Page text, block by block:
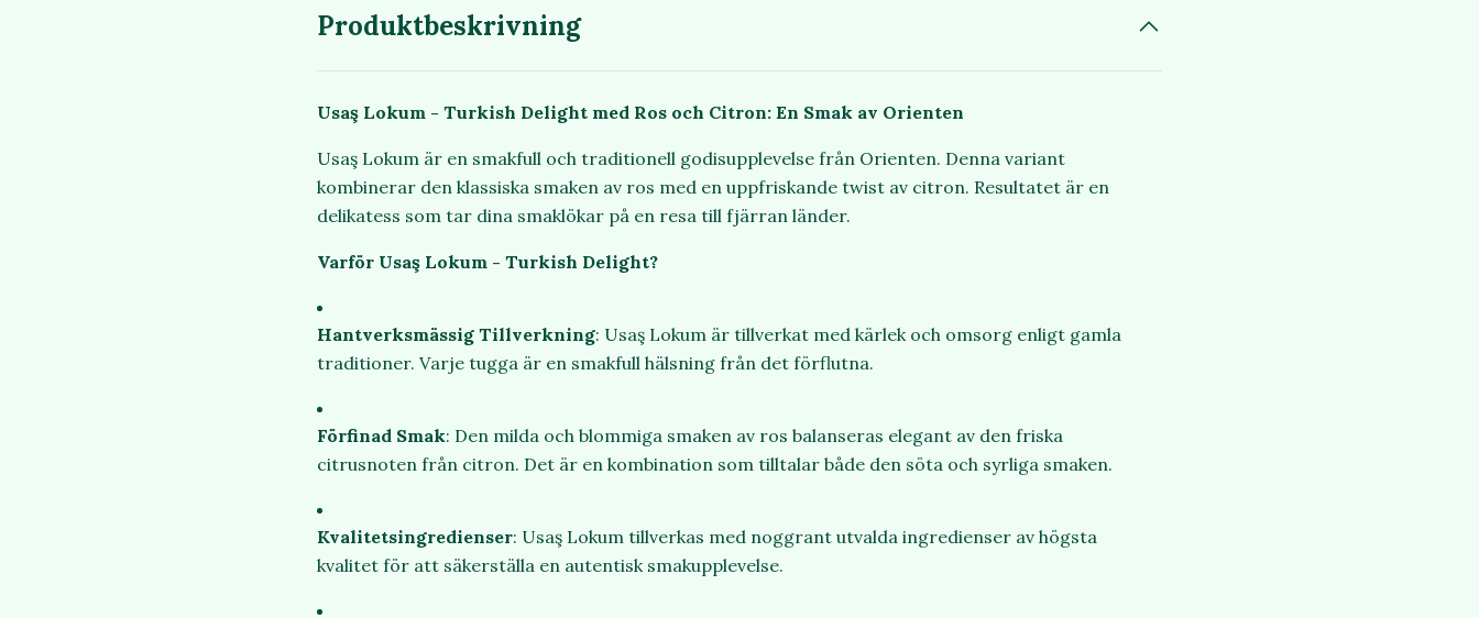
Produktbeskrivning
Usaş Lokum - Turkish Delight med Ros och Citron: En Smak av Orienten
Usaş Lokum är en smakfull och traditionell godisupplevelse från Orienten. Denna variant
kombinerar den klassiska smaken av ros med en uppfriskande twist av citron. Resultatet är en
delikatess som tar dina smaklökar på en resa till fjärran länder.
Varför Usaş Lokum - Turkish Delight?
Hantverksmässig Tillverkning: Usaş Lokum är tillverkat med kärlek och omsorg enligt gamla
traditioner. Varje tugga är en smakfull hälsning från det förflutna.
Förfinad Smak: Den milda och blommiga smaken av ros balanseras elegant av den friska
citrusnoten från citron. Det är en kombination som tilltalar både den söta och syrliga smaken.
Kvalitetsingredienser: Usaş Lokum tillverkas med noggrant utvalda ingredienser av högsta
kvalitet för att säkerställa en autentisk smakupplevelse.